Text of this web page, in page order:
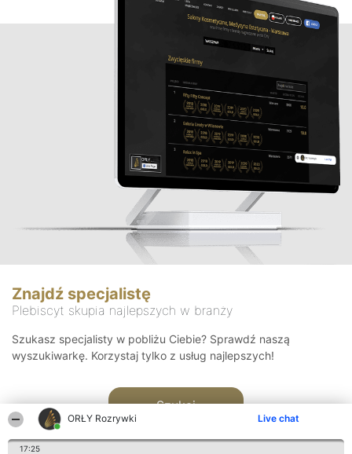
ORŁY Rozrywki Live chat
17:25
Znajdź specjalistę
Plebiscyt skupia najlepszych w branży
Szukasz specjalisty w pobliżu Ciebie? Sprawdź naszą
wyszukiwarkę. Korzystaj tylko z usług najlepszych!
Szukaj